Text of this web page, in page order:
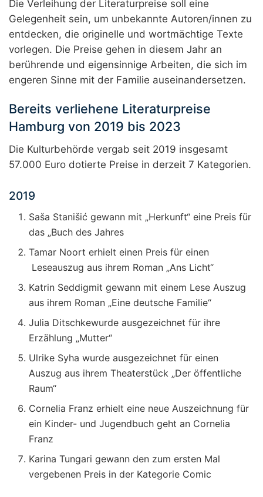
Die Verleihung der Literaturpreise soll eine
Gelegenheit sein, um unbekannte Autoren/innen zu
entdecken, die originelle und wortmächtige Texte
vorlegen. Die Preise gehen in diesem Jahr an
berührende und eigensinnige Arbeiten, die sich im
engeren Sinne mit der Familie auseinandersetzen.
Bereits verliehene Literaturpreise
Hamburg von 2019 bis 2023
Die Kulturbehörde vergab seit 2019 insgesamt
57.000 Euro dotierte Preise in derzeit 7 Kategorien.
2019
Saša Stanišić gewann mit „Herkunft“ eine Preis für
das „Buch des Jahres
Tamar Noort erhielt einen Preis für einen
Leseauszug aus ihrem Roman „Ans Licht“
Katrin Seddigmit gewann mit einem Lese Auszug
aus ihrem Roman „Eine deutsche Familie“
Julia Ditschkewurde ausgezeichnet für ihre
Erzählung „Mutter“
Ulrike Syha wurde ausgezeichnet für einen
Auszug aus ihrem Theaterstück „Der öffentliche
Raum“
Cornelia Franz erhielt eine neue Auszeichnung für
ein Kinder- und Jugendbuch geht an Cornelia
Franz
Karina Tungari gewann den zum ersten Mal
vergebenen Preis in der Kategorie Comic